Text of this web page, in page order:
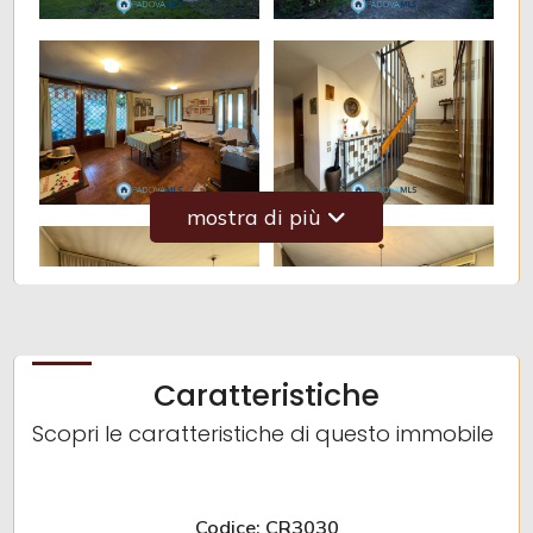
mostra di più
Caratteristiche
Scopri le caratteristiche di questo immobile
Codice: CR3030